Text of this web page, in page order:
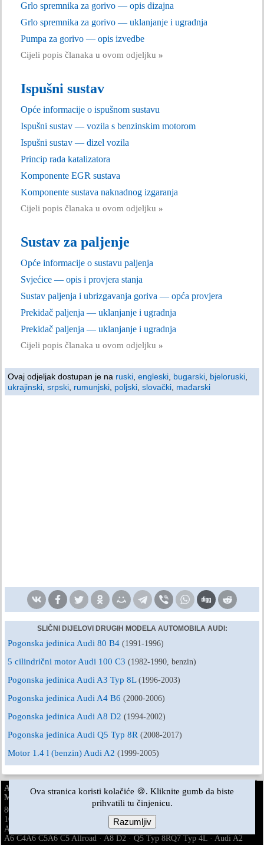
Grlo spremnika za gorivo — opis dizajna
Grlo spremnika za gorivo — uklanjanje i ugradnja
Pumpa za gorivo — opis izvedbe
Cijeli popis članaka u ovom odjeljku »
Ispušni sustav
Opće informacije o ispušnom sustavu
Ispušni sustav — vozila s benzinskim motorom
Ispušni sustav — dizel vozila
Princip rada katalizatora
Komponente EGR sustava
Komponente sustava naknadnog izgaranja
Cijeli popis članaka u ovom odjeljku »
Sustav za paljenje
Opće informacije o sustavu paljenja
Svjećice — opis i provjera stanja
Sustav paljenja i ubrizgavanja goriva — opća provjera
Prekidač paljenja — uklanjanje i ugradnja
Prekidač paljenja — uklanjanje i ugradnja
Cijeli popis članaka u ovom odjeljku »
Ovaj odjeljak dostupan je na ruski engleski bugarski bjeloruski
ukrajinski srpski rumunjski poljski slovački mađarski
SLIČNI DIJELOVI DRUGIH MODELA AUTOMOBILA AUDI:
Pogonska jedinica Audi 80 B4 (1991-1996)
5 cilindrični motor Audi 100 C3 (1982-1990, benzin)
Pogonska jedinica Audi A3 Typ 8L (1996-2003)
Pogonska jedinica Audi A4 B6 (2000-2006)
Pogonska jedinica Audi A8 D2 (1994-2002)
Pogonska jedinica Audi Q5 Typ 8R (2008-2017)
Motor 1.4 l (benzin) Audi A2 (1999-2005)
AudiManual.ru © 2017-2026·Puna verzija·Povratne informacije
Mapa stranice
Pretraživanje stranice
Vijesti i članci
80 B2
80 B4
100 C3
100 C3 100 C4benzin
A4 B5
benzinA4 B6A4 B7A4 B8
A6 C4A6 C5A6 C5 Allroad · A8 D2 · Q5 Typ 8RQ7 Typ 4L · Audi A2
Ova stranica koristi kolačiće 🍪. Kliknite gumb da biste
prihvatili tu činjenicu.
Razumljiv